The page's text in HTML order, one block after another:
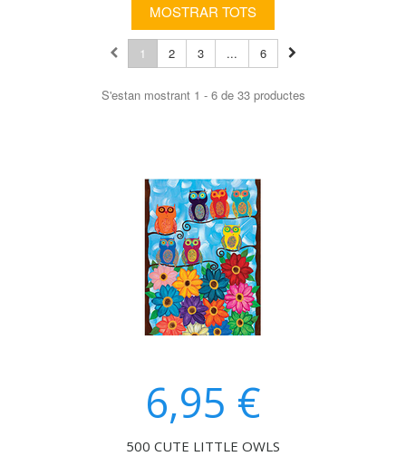
MOSTRAR TOTS
1 2 3 ... 6
S'estan mostrant 1 - 6 de 33 productes
6,95 €
500 CUTE LITTLE OWLS